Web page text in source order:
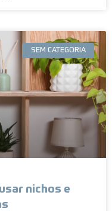
SEM CATEGORIA
nichos e